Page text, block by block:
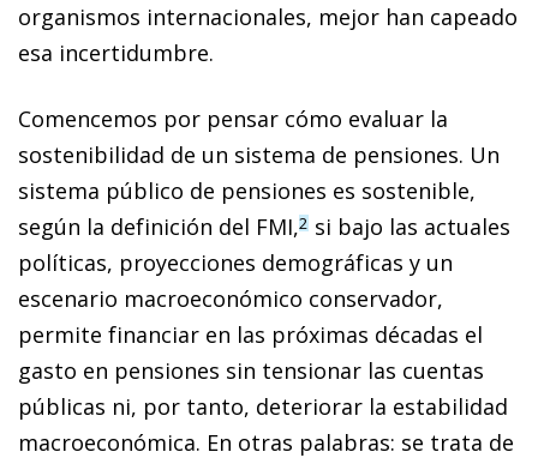
organismos internacionales, mejor han capeado
esa incertidumbre.
Comencemos por pensar cómo evaluar la
sostenibilidad de un sistema de pensiones. Un
sistema público de pensiones es sostenible,
según la definición del FMI,2 si bajo las actuales
políticas, proyecciones demográficas y un
escenario macroeconómico conservador,
permite financiar en las próximas décadas el
gasto en pensiones sin tensionar las cuentas
públicas ni, por tanto, deteriorar la estabilidad
macroeconómica. En otras palabras: se trata de